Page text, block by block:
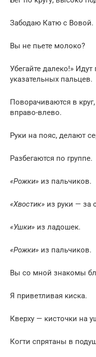
Забодаю Катю с Вовой.
Вы не пьете молоко?
Убегайте далеко!» Идут
указательных пальцев.
Поворачиваются в
вправо-влево.
Руки на пояс, делают
Разбегаются по группе.
«Рожки» из пальчиков.
«Хвостик» из руки — за
«Ушки» из ладошек.
«Рожки» из пальчиков.
Вы со мной знакомы
Я приветливая киска.
Кверху — кисточки на
Когти спрятаны в